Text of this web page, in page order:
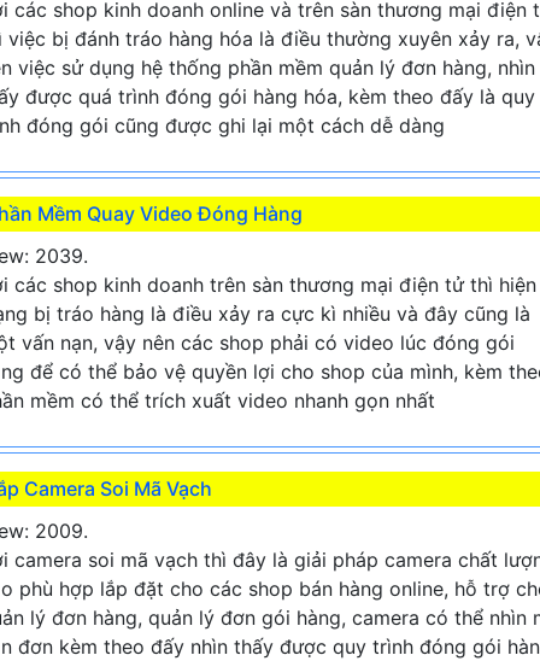
các shop kinh doanh online và trên sàn thương mại điện
việc bị đánh tráo hàng hóa là điều thường xuyên xảy ra,
việc sử dụng hệ thống phần mềm quản lý đơn hàng, nhìn
được quá trình đóng gói hàng hóa, kèm theo đấy là quy
đóng gói cũng được ghi lại một cách dễ dàng
Mềm Quay Video Đóng Hàng
2039.
các shop kinh doanh trên sàn thương mại điện tử thì hiện
bị tráo hàng là điều xảy ra cực kì nhiều và đây cũng là
vấn nạn, vậy nên các shop phải có video lúc đóng gói
để có thể bảo vệ quyền lợi cho shop của mình, kèm
mềm có thể trích xuất video nhanh gọn nhất
Camera Soi Mã Vạch
2009.
camera soi mã vạch thì đây là giải pháp camera chất
phù hợp lắp đặt cho các shop bán hàng online, hỗ trợ
lý đơn hàng, quản lý đơn gói hàng, camera có thể nhìn
đơn kèm theo đấy nhìn thấy được quy trình đóng gói